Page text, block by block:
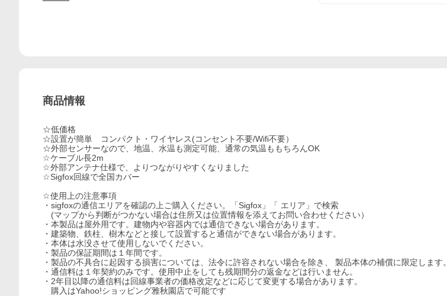
商品情報
☆低価格
☆設置が簡単 コンパクト・ワイヤレス(コンセント不要/Wifi不要）
☆外部センサーなので、地温、水温も測定可能、通常の気温ももちろんOK
☆ケーブル長2m
☆外部アンテナ仕様で、よりつながりやすくなりました
☆Sigfox回線で全国カバー
☆使用上の注意事項
・sigfoxの通信エリアを確認の上ご購入ください。「Sigfox」「 エリア」で検索
(マップから判断がつかない場合は住所又は位置情報を添えてお問い合わせください）
・本製品は屋外用です。建物内や容器内では通信できない場合があります。
・建築物、鉄柱、樹木などと接して設置すると通信ができない場合があります。
・本体は水没させて使用しないでください。
・製品の保証期間は１年間です。
・製品の不具合に起因する損害については、法令に許容されない場合を除き、 製品本体の補償に限定します。
・通信料は１年契約のみです。使用中止をしても残期間分の返金などは行いません。
・2年目以降の通信料は回線事業者の価格改定などに応じて変更する場合があります。
購入はYahoo!ショッピング雅秋園店で可能です